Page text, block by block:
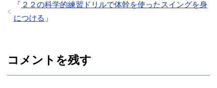
「 ２２の科学的練習ドリルで体幹を使ったスイングを身
につける 」
コメントを残す